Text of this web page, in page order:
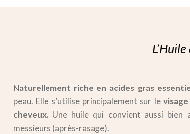
Naturellement riche en acides gras
peau. Elle s’utilise principalement sur levisage
cheveux. Une huile qui convient aussi bien
messieurs (après-rasage).